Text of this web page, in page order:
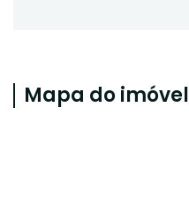
Mapa do imóvel